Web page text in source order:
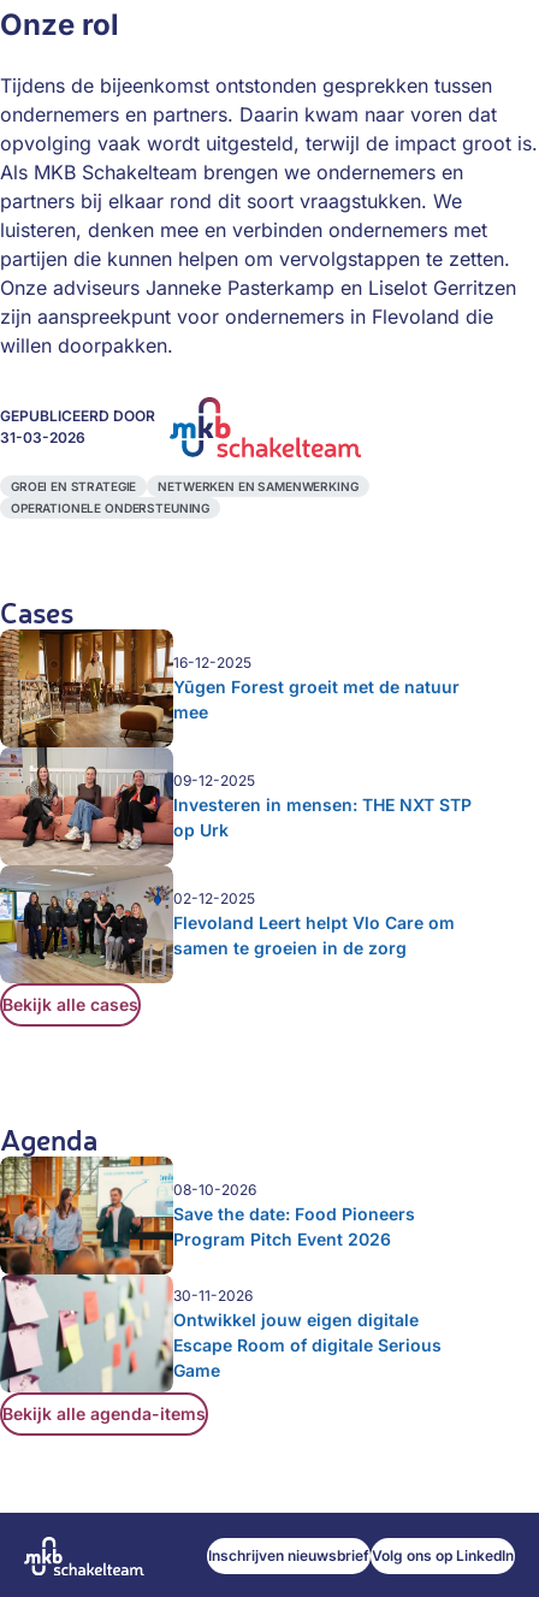
Onze rol
Tijdens de bijeenkomst ontstonden gesprekken tussen
ondernemers en partners. Daarin kwam naar voren dat
opvolging vaak wordt uitgesteld, terwijl de impact groot is.
Als MKB Schakelteam brengen we ondernemers en
partners bij elkaar rond dit soort vraagstukken. We
luisteren, denken mee en verbinden ondernemers met
partijen die kunnen helpen om vervolgstappen te zetten.
Onze adviseurs Janneke Pasterkamp en Liselot Gerritzen
zijn aanspreekpunt voor ondernemers in Flevoland die
willen doorpakken.
GEPUBLICEERD DOOR
31-03-2026
GROEI EN STRATEGIE
NETWERKEN EN SAMENWERKING
OPERATIONELE ONDERSTEUNING
Cases
16-12-2025
Yūgen Forest groeit met de natuur
mee
09-12-2025
Investeren in mensen: THE NXT STP
op Urk
02-12-2025
Flevoland Leert helpt Vlo Care om
samen te groeien in de zorg
Bekijk alle cases
Agenda
08-10-2026
Save the date: Food Pioneers
Program Pitch Event 2026
30-11-2026
Ontwikkel jouw eigen digitale
Escape Room of digitale Serious
Game
Bekijk alle agenda-items
Inschrijven nieuwsbriefVolg ons op LinkedIn